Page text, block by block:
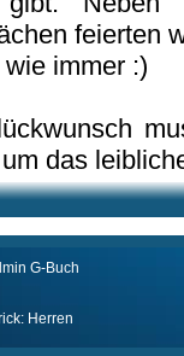
feierten
wie immer :)
das
G-Buch
Herren